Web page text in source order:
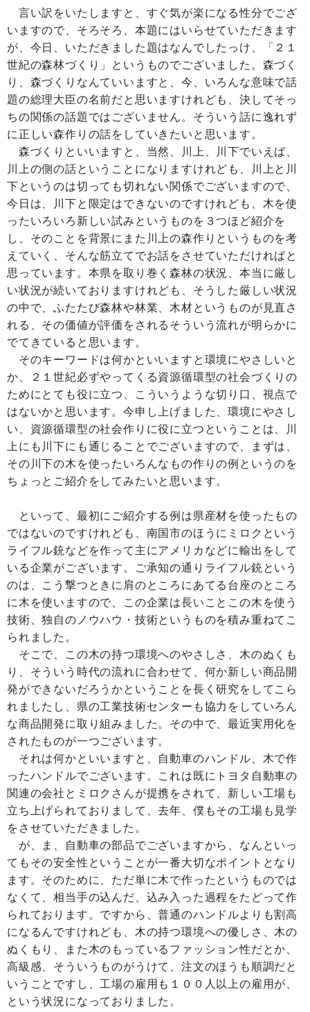
言い訳をいたしますと、すぐ気が楽になる性分でござ
いますので、そろそろ、本題にはいらせていただきます
が、今日、いただきました題はなんでしたっけ、「２１
世紀の森林づくり」というものでございました。森づく
り、森づくりなんていいますと、今、いろんな意味で話
題の総理大臣の名前だと思いますけれども、決してそっ
ちの関係の話題ではございません。そういう話に逸れず
に正しい森作りの話をしていきたいと思います。
森づくりといいますと、当然、川上、川下でいえば、
川上の側の話ということになりますけれども、川上と川
下というのは切っても切れない関係でございますので、
今日は、川下と限定はできないのですけれども、木を使
ったいろいろ新しい試みというものを３つほど紹介を
し、そのことを背景にまた川上の森作りというものを考
えていく、そんな筋立てでお話をさせていただければと
思っています。本県を取り巻く森林の状況、本当に厳し
い状況が続いておりますけれども、そうした厳しい状況
の中で、ふたたび森林や林業、木材というものが見直さ
れる、その価値が評価をされるそういう流れが明らかに
でてきていると思います。
そのキーワードは何かといいますと環境にやさしいと
か、２１世紀必ずやってくる資源循環型の社会づくりの
ためにとても役に立つ、こういうような切り口、視点で
はないかと思います。今申し上げました、環境にやさし
い、資源循環型の社会作りに役に立つということは、川
上にも川下にも通じることでございますので、まずは、
その川下の木を使ったいろんなもの作りの例というのを
ちょっとご紹介をしてみたいと思います。
といって、最初にご紹介する例は県産材を使ったもの
ではないのですけれども、南国市のほうにミロクという
ライフル銃などを作って主にアメリカなどに輸出をして
いる企業がございます。ご承知の通りライフル銃という
のは、こう撃つときに肩のところにあてる台座のところ
に木を使いますので、この企業は長いことこの木を使う
技術、独自のノウハウ・技術というものを積み重ねてこ
られました。
そこで、この木の持つ環境へのやさしさ、木のぬくも
り、そういう時代の流れに合わせて、何か新しい商品開
発ができないだろうかということを長く研究をしてこら
れましたし、県の工業技術センターも協力をしていろん
な商品開発に取り組みました。その中で、最近実用化を
されたものが一つございます。
それは何かといいますと、自動車のハンドル、木で作
ったハンドルでございます。これは既にトヨタ自動車の
関連の会社とミロクさんが提携をされて、新しい工場も
立ち上げられておりまして、去年、僕もその工場も見学
をさせていただきました。
が、ま、自動車の部品でございますから、なんといっ
てもその安全性ということが一番大切なポイントとなり
ます。そのために、ただ単に木で作ったというものでは
なくて、相当手の込んだ、込み入った過程をたどって作
られております。ですから、普通のハンドルよりも割高
になるんですけれども、木の持つ環境への優しさ、木の
ぬくもり、また木のもっているファッション性だとか、
高級感、そういうものがうけて、注文のほうも順調だと
いうことですし、工場の雇用も１００人以上の雇用が、
という状況になっておりました。